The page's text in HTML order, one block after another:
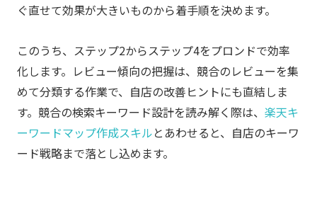
ぐ直せて効果が大きいものから着手順を決めます。
このうち、ステップ2からステップ4をプロンドで効率
化します。レビュー傾向の把握は、競合のレビューを集
めて分類する作業で、自店の改善ヒントにも直結しま
す。競合の検索キーワード設計を読み解く際は、 楽天キ
ーワードマップ作成スキルとあわせると、自店のキーワ
ード戦略まで落とし込めます。